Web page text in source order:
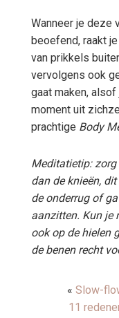
Wanneer je deze
beoefend, raakt
van prikkels
vervolgens ook
gaat maken,
moment uit
prachtige Body
Meditatietip: zorg
dan de knieën,
de onderrug of
aanzitten. Kun je
ook op de hielen
de benen recht
« Slow-
11